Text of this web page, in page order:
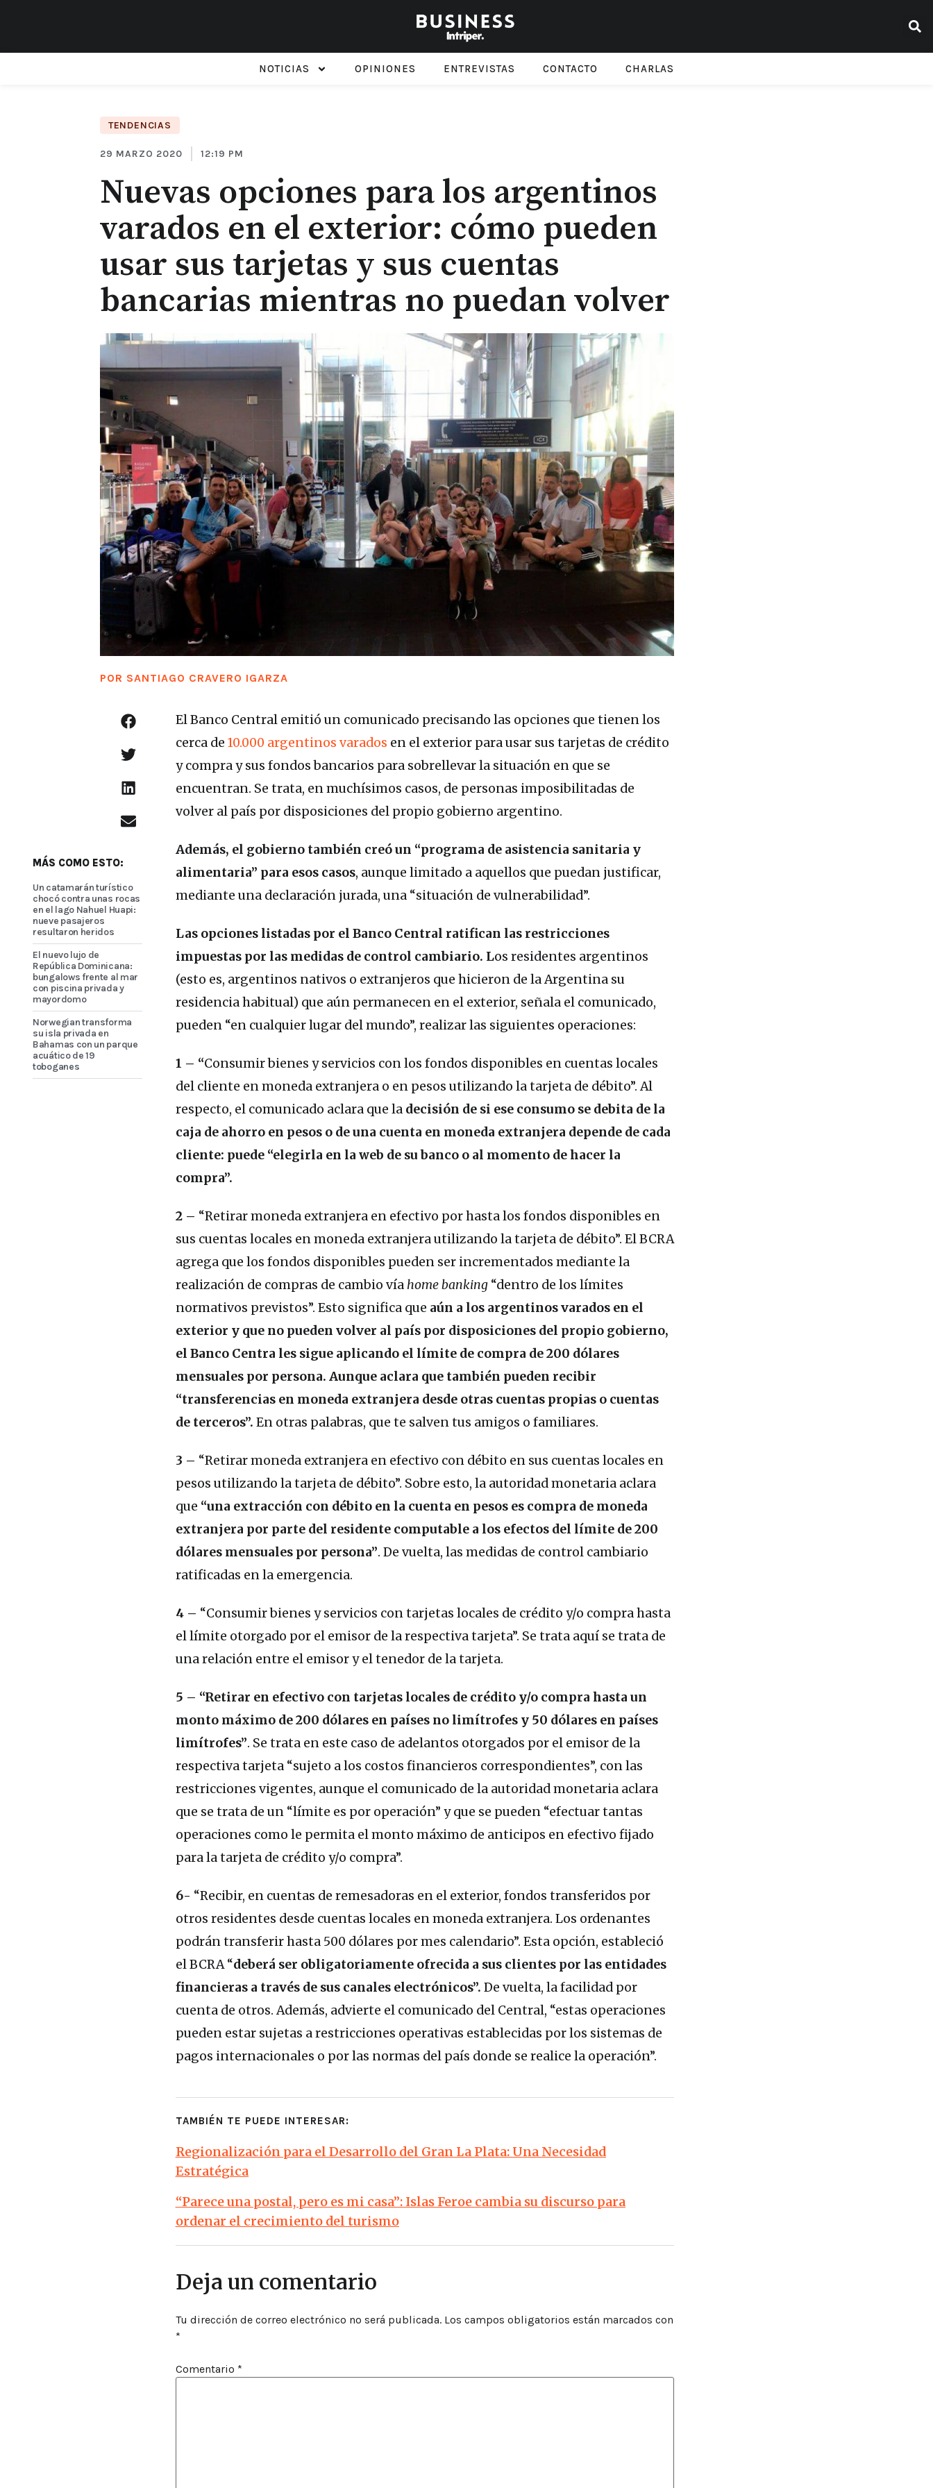
NOTICIAS OPINIONES ENTREVISTAS CONTACTO CHARLAS
TENDENCIAS
29 MARZO 2020 12:19 PM
Nuevas opciones para los argentinos
varados en el exterior: cómo pueden
usar sus tarjetas y sus cuentas
bancarias mientras no puedan volver
POR SANTIAGO CRAVERO IGARZA
MÁS COMO ESTO:
Un catamarán turístico
chocó contra unas rocas
en el lago Nahuel Huapi:
nueve pasajeros
resultaron heridos
El nuevo lujo de
República Dominicana:
bungalows frente al mar
con piscina privada y
mayordomo
Norwegian transforma
su isla privada en
Bahamas con un parque
acuático de 19
toboganes
El Banco Central emitió un comunicado precisando las opciones que tienen los
cerca de 10.000 argentinos varados en el exterior para usar sus tarjetas de crédito
y compra y sus fondos bancarios para sobrellevar la situación en que se
encuentran. Se trata, en muchísimos casos, de personas imposibilitadas de
volver al país por disposiciones del propio gobierno argentino.
Además, el gobierno también creó un “programa de asistencia sanitaria y
alimentaria” para esos casos, aunque limitado a aquellos que puedan justificar,
mediante una declaración jurada, una “situación de vulnerabilidad”.
Las opciones listadas por el Banco Central ratifican las restricciones
impuestas por las medidas de control cambiario. Los residentes argentinos
(esto es, argentinos nativos o extranjeros que hicieron de la Argentina su
residencia habitual) que aún permanecen en el exterior, señala el comunicado,
pueden “en cualquier lugar del mundo”, realizar las siguientes operaciones:
1 – “Consumir bienes y servicios con los fondos disponibles en cuentas locales
del cliente en moneda extranjera o en pesos utilizando la tarjeta de débito”. Al
respecto, el comunicado aclara que la decisión de si ese consumo se debita de la
caja de ahorro en pesos o de una cuenta en moneda extranjera depende de cada
cliente: puede “elegirla en la web de su banco o al momento de hacer la
compra”.
2 – “Retirar moneda extranjera en efectivo por hasta los fondos disponibles en
sus cuentas locales en moneda extranjera utilizando la tarjeta de débito”. El BCRA
agrega que los fondos disponibles pueden ser incrementados mediante la
realización de compras de cambio vía home banking“dentro de los límites
normativos previstos”. Esto significa que aún a los argentinos varados en el
exterior y que no pueden volver al país por disposiciones del propio gobierno,
el Banco Centra les sigue aplicando el límite de compra de 200 dólares
mensuales por persona. Aunque aclara que también pueden recibir
“transferencias en moneda extranjera desde otras cuentas propias o cuentas
de terceros”. En otras palabras, que te salven tus amigos o familiares.
3 – “Retirar moneda extranjera en efectivo con débito en sus cuentas locales en
pesos utilizando la tarjeta de débito”. Sobre esto, la autoridad monetaria aclara
que “una extracción con débito en la cuenta en pesos es compra de moneda
extranjera por parte del residente computable a los efectos del límite de 200
dólares mensuales por persona”. De vuelta, las medidas de control cambiario
ratificadas en la emergencia.
4 – “Consumir bienes y servicios con tarjetas locales de crédito y/o compra hasta
el límite otorgado por el emisor de la respectiva tarjeta”. Se trata aquí se trata de
una relación entre el emisor y el tenedor de la tarjeta.
5 – “Retirar en efectivo con tarjetas locales de crédito y/o compra hasta un
monto máximo de 200 dólares en países no limítrofes y 50 dólares en países
limítrofes”. Se trata en este caso de adelantos otorgados por el emisor de la
respectiva tarjeta “sujeto a los costos financieros correspondientes”, con las
restricciones vigentes, aunque el comunicado de la autoridad monetaria aclara
que se trata de un “límite es por operación” y que se pueden “efectuar tantas
operaciones como le permita el monto máximo de anticipos en efectivo fijado
para la tarjeta de crédito y/o compra”.
6- “Recibir, en cuentas de remesadoras en el exterior, fondos transferidos por
otros residentes desde cuentas locales en moneda extranjera. Los ordenantes
podrán transferir hasta 500 dólares por mes calendario”. Esta opción, estableció
el BCRA “deberá ser obligatoriamente ofrecida a sus clientes por las entidades
financieras a través de sus canales electrónicos”. De vuelta, la facilidad por
cuenta de otros. Además, advierte el comunicado del Central, “estas operaciones
pueden estar sujetas a restricciones operativas establecidas por los sistemas de
pagos internacionales o por las normas del país donde se realice la operación”.
TAMBIÉN TE PUEDE INTERESAR:
Regionalización para el Desarrollo del Gran La Plata: Una Necesidad
Estratégica
“Parece una postal, pero es mi casa”: Islas Feroe cambia su discurso para
ordenar el crecimiento del turismo
Deja un comentario
Tu dirección de correo electrónico no será publicada. Los campos obligatorios están marcados con
*
Comentario *